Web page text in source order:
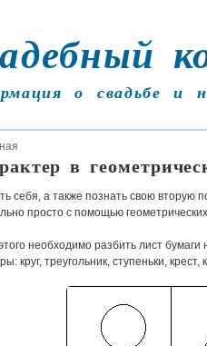
о свадьбе и
в
себя, а также познать свою вторую
просто с помощью
необходимо разбить лист
круг, треугольник, ступеньки,